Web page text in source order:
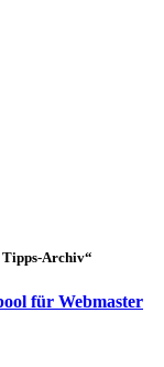
Tipps-Archiv“
für Webmaster